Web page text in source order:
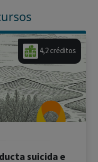
4,2 créditos
suicida e